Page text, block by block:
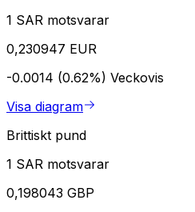
1 SAR motsvarar
0,230947 EUR
-0.0014 (0.62%) Veckovis
Visa diagram
Brittiskt pund
1 SAR motsvarar
0,198043 GBP